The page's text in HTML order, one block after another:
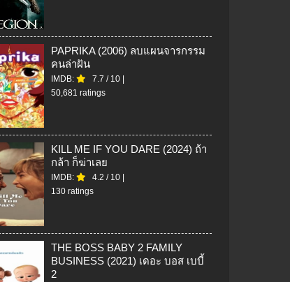
PAPRIKA (2006) ลบแผนจารกรรม
คนล่าฝัน
IMDB: 7.7 / 10
50,681 ratings
KILL ME IF YOU DARE (2024) ถ้า
กล้า ก็ฆ่าเลย
IMDB: 4.2 / 10
130 ratings
THE BOSS BABY 2 FAMILY
BUSINESS (2021) เดอะ บอส เบบี้
2